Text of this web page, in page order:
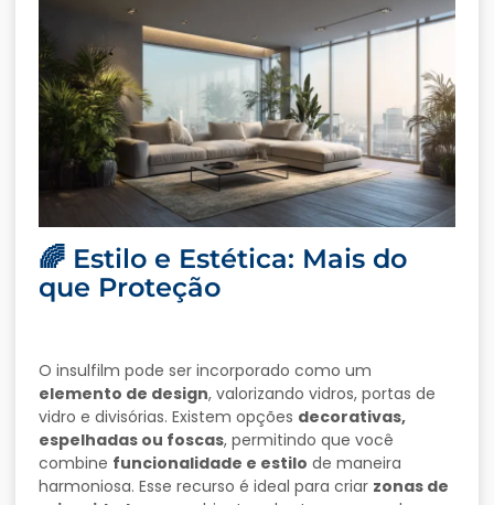
🌈 Estilo e Estética: Mais do
que Proteção
O insulfilm pode ser incorporado como um
elemento de design, valorizando vidros, portas de
vidro e divisórias. Existem opções decorativas,
espelhadas ou foscas, permitindo que você
combine funcionalidade e estilo de maneira
harmoniosa. Esse recurso é ideal para criar zonas de